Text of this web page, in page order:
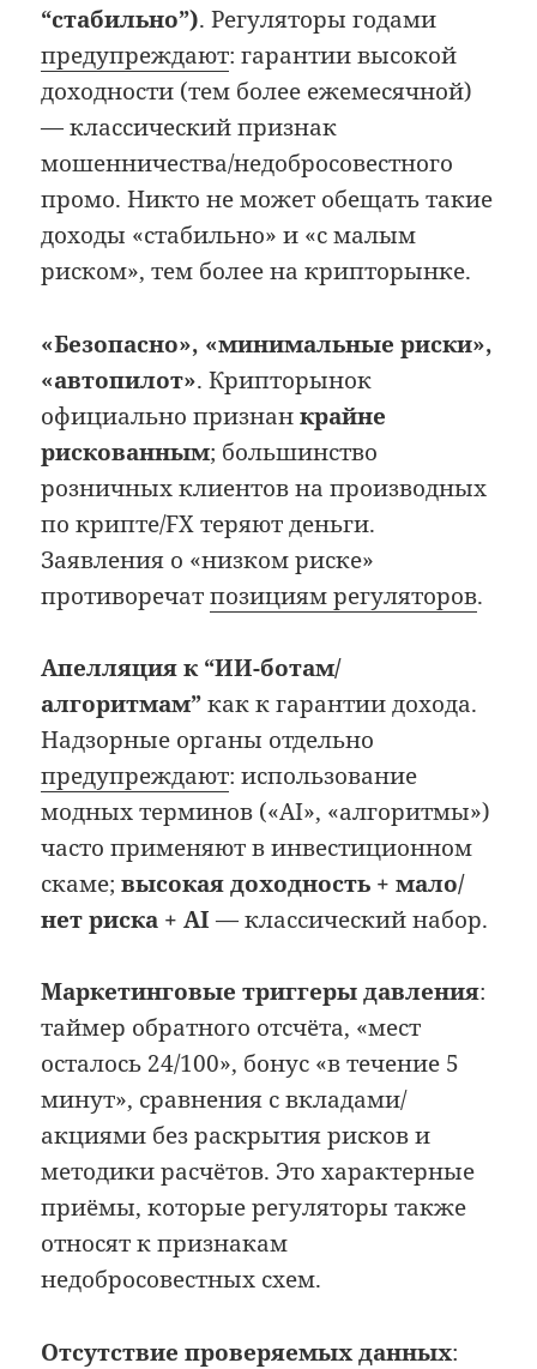
“стабильно”). Регуляторы годами
предупреждают: гарантии высокой
доходности (тем более ежемесячной)
— классический признак
мошенничества/недобросовестного
промо. Никто не может обещать такие
доходы «стабильно» и «с малым
риском», тем более на крипторынке.
«Безопасно», «минимальные риски»,
«автопилот». Крипторынок
официально признанкрайне
рискованным; большинство
розничных клиентов на производных
по крипте/FX теряют деньги.
Заявления о «низком риске»
противоречатпозициям регуляторов.
Апелляция к “ИИ-ботам/
алгоритмам”как к гарантии дохода.
Надзорные органы отдельно
предупреждают: использование
модных терминов («AI», «алгоритмы»)
часто применяют в инвестиционном
скаме;высокая доходность + мало/
нет риска + AI — классический набор.
Маркетинговые триггеры давления:
таймер обратного отсчёта, «мест
осталось 24/100», бонус «в течение 5
минут», сравнения с вкладами/
акциями без раскрытия рисков и
методики расчётов. Это характерные
приёмы, которые регуляторы также
относят к признакам
недобросовестных схем.
Отсутствие проверяемых данных: